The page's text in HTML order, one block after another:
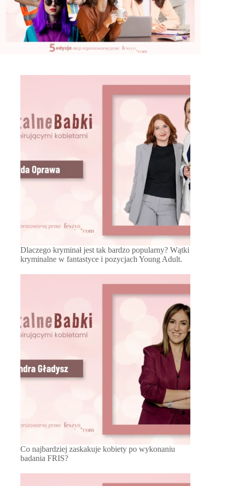
Dlaczego kryminał jest tak bardzo popularny? Wątki
kryminalne w fantastyce i pozycjach Young Adult.
Co najbardziej zaskakuje kobiety po wykonaniu
badania FRIS?